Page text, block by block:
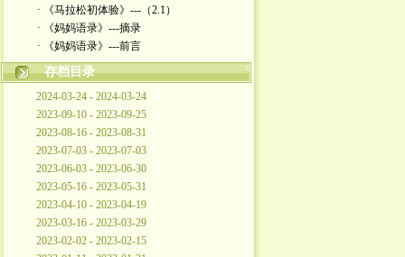
· 《马拉松初体验》---（2.1）
· 《妈妈语录》---摘录
· 《妈妈语录》---前言
存档目录
2024-03-24 - 2024-03-24
2023-09-10 - 2023-09-25
2023-08-16 - 2023-08-31
2023-07-03 - 2023-07-03
2023-06-03 - 2023-06-30
2023-05-16 - 2023-05-31
2023-04-10 - 2023-04-19
2023-03-16 - 2023-03-29
2023-02-02 - 2023-02-15